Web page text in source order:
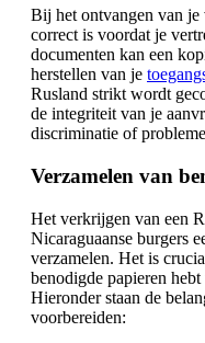
Bij het ontvangen van
correct is voordat je
documenten kan een
herstellen van je
Rusland strikt wordt
de integriteit van je
discriminatie of
Verzamelen van
Het verkrijgen van een
Nicaraguaanse burgers
verzamelen. Het is
benodigde papieren
Hieronder staan de
voorbereiden: